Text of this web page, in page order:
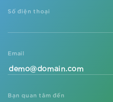
resort Mỹ
Vì sao
Số điện thoại
Email
Bạn quan tâm đến